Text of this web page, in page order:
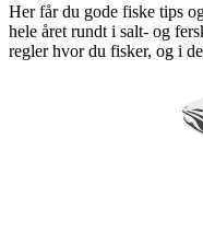
Her får du gode fiske tips
hele året rundt i salt- og
regler hvor du fisker, og i